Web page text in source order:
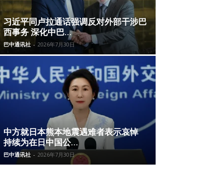
习近平同卢拉通话强调反对外部干涉巴
西事务 深化中巴...
巴中通讯社 - 2026年7月30日
中方就日本熊本地震遇难者表示哀悼
持续为在日中国公...
巴中通讯社 - 2026年7月30日